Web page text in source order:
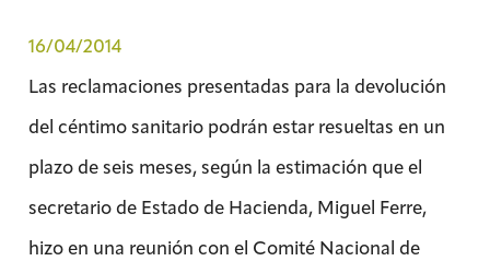
16/04/2014
Las reclamaciones presentadas para la devolución
del céntimo sanitario podrán estar resueltas en un
plazo de seis meses, según la estimación que el
secretario de Estado de Hacienda, Miguel Ferre,
hizo en una reunión con el Comité Nacional de